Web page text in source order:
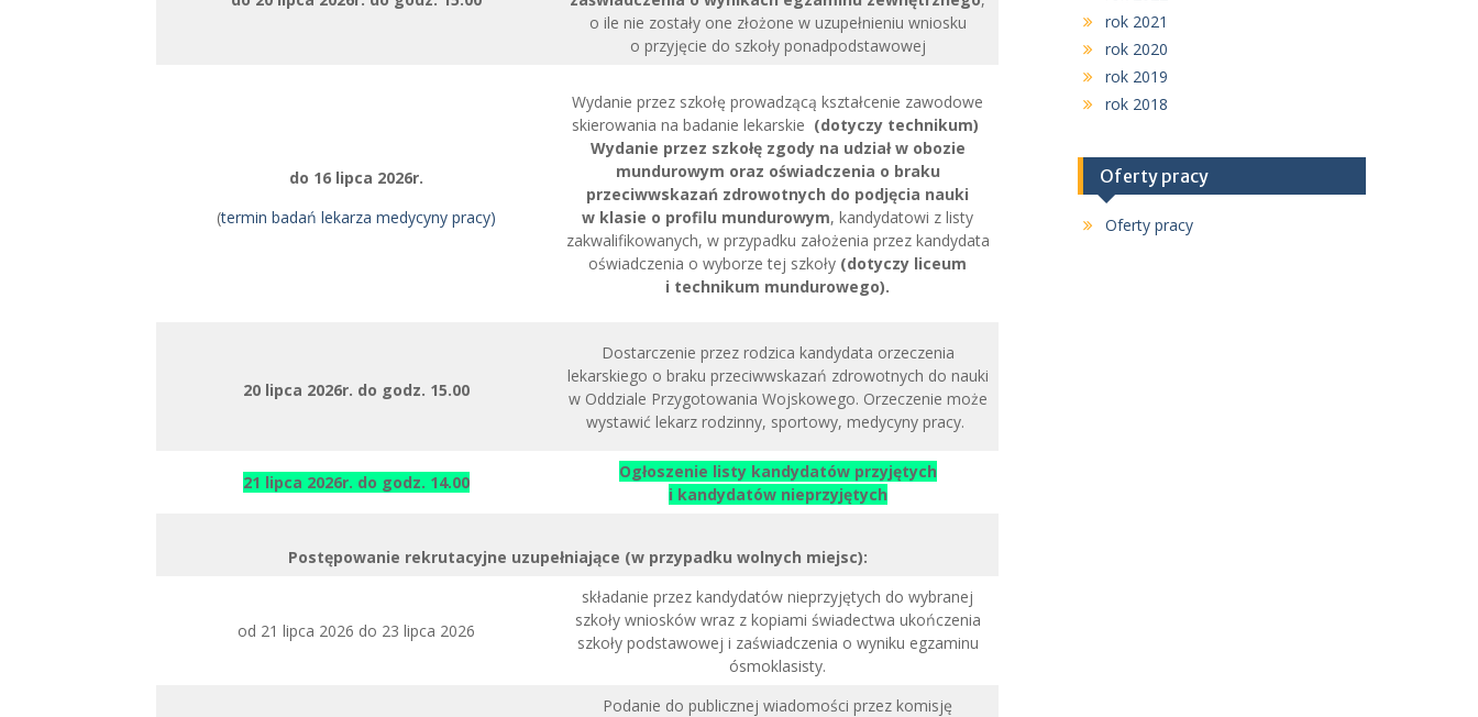
o ile nie zostały one złożone w uzupełnieniu wniosku
o przyjęcie do szkoły ponadpodstawowej
do 16 lipca 2026r.
(termin badań lekarza medycyny pracy)
Wydanie przez szkołę prowadzącą kształcenie zawodowe
skierowania na badanie lekarskie (dotyczy technikum)
Wydanie przez szkołę zgody na udział w obozie
mundurowym oraz oświadczenia o braku
przeciwwskazań zdrowotnych do podjęcia nauki
w klasie o profilu mundurowym, kandydatowi z listy
zakwalifikowanych, w przypadku założenia przez kandydata
oświadczenia o wyborze tej szkoły (dotyczy liceum
i technikum mundurowego).
20 lipca 2026r. do godz. 15.00
Dostarczenie przez rodzica kandydata orzeczenia
lekarskiego o braku przeciwwskazań zdrowotnych do nauki
w Oddziale Przygotowania Wojskowego. Orzeczenie może
wystawić lekarz rodzinny, sportowy, medycyny pracy.
21 lipca 2026r. do godz. 14.00
Ogłoszenie listy kandydatów przyjętych
i kandydatów nieprzyjętych
Postępowanie rekrutacyjne uzupełniające (w przypadku wolnych miejsc):
od 21 lipca 2026 do 23 lipca 2026
składanie przez kandydatów nieprzyjętych do wybranej
szkoły wniosków wraz z kopiami świadectwa ukończenia
szkoły podstawowej i zaświadczenia o wyniku egzaminu
ósmoklasisty.
Podanie do publicznej wiadomości przez komisję
rok 2021
rok 2020
rok 2019
rok 2018
Oferty pracy
Oferty pracy